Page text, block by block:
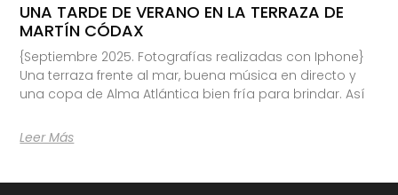
UNA TARDE DE VERANO EN LA TERRAZA DE
MARTÍN CÓDAX
{Septiembre 2025. Fotografías realizadas con Iphone}
Una terraza frente al mar, buena música en directo y
una copa de Alma Atlántica bien fría para brindar. Así
Leer Más